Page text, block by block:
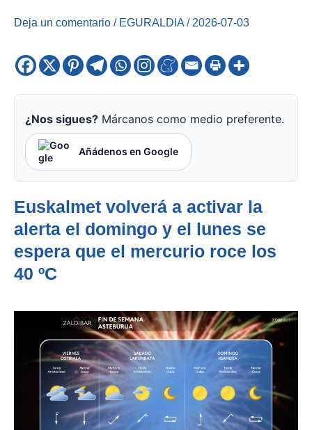
Deja un comentario / EGURALDIA / 2026-07-03
¿Nos sigues? Márcanos como medio preferente.
Añádenos en Google
Euskalmet volverá a activar la
alerta el domingo y el lunes se
espera que el mercurio roce los
40 ºC